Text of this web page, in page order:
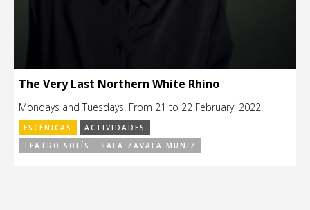
The Very Last Northern White Rhino
Mondays and Tuesdays. From 21 to 22 February, 2022.
ESCÉNICAS
ACTIVIDADES
TEATRO SOLÍS - SALA ZAVALA MUNIZ